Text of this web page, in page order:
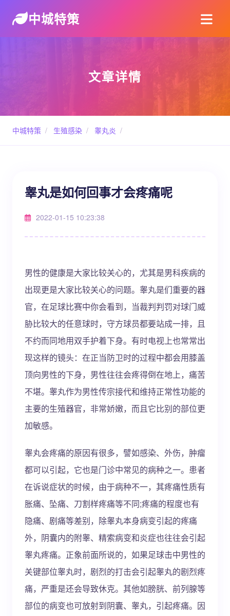
中城特策
文章详情
中城特策 / 生殖感染 / 睾丸炎 /
睾丸是如何回事才会疼痛呢
2022-01-15 10:23:38
男性的健康是大家比较关心的，尤其是男科疾病的
出现更是大家比较关心的问题。睾丸是们重要的器
官，在足球比赛中你会看到，当裁判判罚对球门威
胁比较大的任意球时，守方球员都要站成一排，且
不约而同地用双手护着下身。有时电视上也常常出
现这样的镜头：在正当防卫时的过程中都会用膝盖
顶向男性的下身，男性往往会疼得倒在地上，痛苦
不堪。睾丸作为男性传宗接代和维持正常性功能的
主要的生殖器官，非常娇嫩，而且它比别的部位更
加敏感。
睾丸会疼痛的原因有很多，譬如感染、外伤，肿瘤
都可以引起，它也是门诊中常见的病种之一。患者
在诉说症状的时候，由于病种不一，其疼痛性质有
胀痛、坠痛、刀割样疼痛等不同;疼痛的程度也有
隐痛、剧痛等差别，除睾丸本身病变引起的疼痛
外，阴囊内的附睾、精索病变和炎症也往往会引起
睾丸疼痛。正象前面所说的，如果足球击中男性的
关键部位睾丸时，剧烈的打击会引起睾丸的剧烈疼
痛，严重是还会导致休克。其他如膀胱、前列腺等
部位的病变也可放射到阴囊、睾丸，引起疼痛。因